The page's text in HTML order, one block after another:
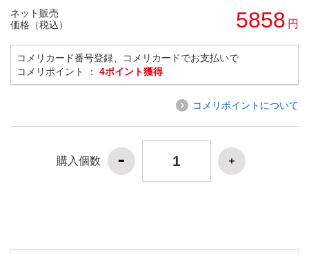
ネット販売
価格（税込）
5858 円
コメリカード番号登録、コメリカードでお支払いで
コメリポイント ： 4ポイント獲得
コメリポイントについて
購入個数